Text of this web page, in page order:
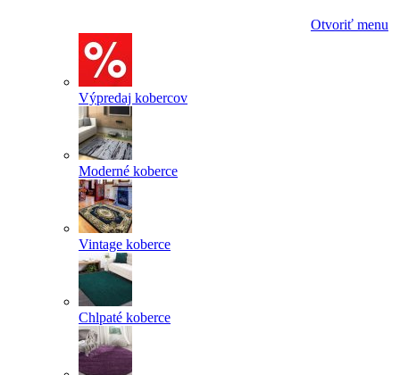
Otvoriť menu
Výpredaj kobercov
Moderné koberce
Vintage koberce
Chlpaté koberce